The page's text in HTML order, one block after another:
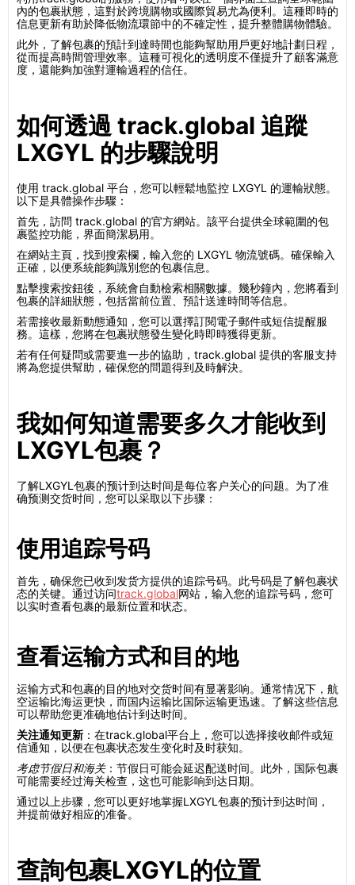
內的包裹狀態，這對於跨境購物或國際貿易尤為便利。這種即時的
信息更新有助於降低物流環節中的不確定性，提升整體購物體驗。
此外，了解包裹的預計到達時間也能夠幫助用戶更好地計劃日程，
從而提高時間管理效率。這種可視化的透明度不僅提升了顧客滿意
度，還能夠加強對運輸過程的信任。
如何透過 track.global 追蹤
LXGYL 的步驟說明
使用 track.global 平台，您可以輕鬆地監控 LXGYL 的運輸狀態。
以下是具體操作步驟：
首先，訪問 track.global 的官方網站。該平台提供全球範圍的包
裹監控功能，界面簡潔易用。
在網站主頁，找到搜索欄，輸入您的 LXGYL 物流號碼。確保輸入
正確，以便系統能夠識別您的包裹信息。
點擊搜索按鈕後，系統會自動檢索相關數據。幾秒鐘內，您將看到
包裹的詳細狀態，包括當前位置、預計送達時間等信息。
若需接收最新動態通知，您可以選擇訂閱電子郵件或短信提醒服
務。這樣，您將在包裹狀態發生變化時即時獲得更新。
若有任何疑問或需要進一步的協助，track.global 提供的客服支持
將為您提供幫助，確保您的問題得到及時解決。
我如何知道需要多久才能收到
LXGYL包裹？
了解LXGYL包裹的预计到达时间是每位客户关心的问题。为了准
确预测交货时间，您可以采取以下步骤：
使用追踪号码
首先，确保您已收到发货方提供的追踪号码。此号码是了解包裹状
态的关键。通过访问track.global网站，输入您的追踪号码，您可
以实时查看包裹的最新位置和状态。
查看运输方式和目的地
运输方式和包裹的目的地对交货时间有显著影响。通常情况下，航
空运输比海运更快，而国内运输比国际运输更迅速。了解这些信息
可以帮助您更准确地估计到达时间。
关注通知更新 ：在track.global平台上，您可以选择接收邮件或短
信通知，以便在包裹状态发生变化时及时获知。
考虑节假日和海关：节假日可能会延迟配送时间。此外，国际包裹
可能需要经过海关检查，这也可能影响到达日期。
通过以上步骤，您可以更好地掌握LXGYL包裹的预计到达时间，
并提前做好相应的准备。
查詢包裹LXGYL的位置